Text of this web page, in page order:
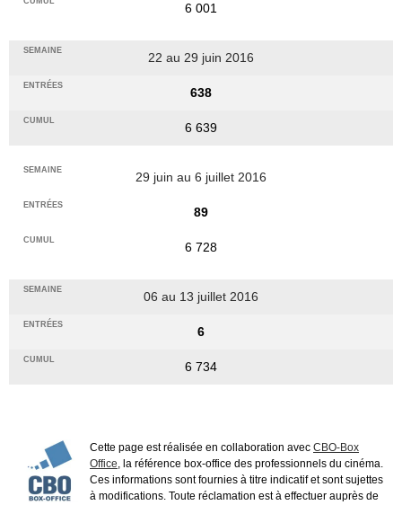
6 001
22 au 29 juin 2016
638
6 639
29 juin au 6 juillet 2016
89
6 728
06 au 13 juillet 2016
6
6 734
Cette page est réalisée en collaboration avec CBO-Box
Office, la référence box-office des professionnels du cinéma.
Ces informations sont fournies à titre indicatif et sont sujettes
à modifications. Toute réclamation est à effectuer auprès de